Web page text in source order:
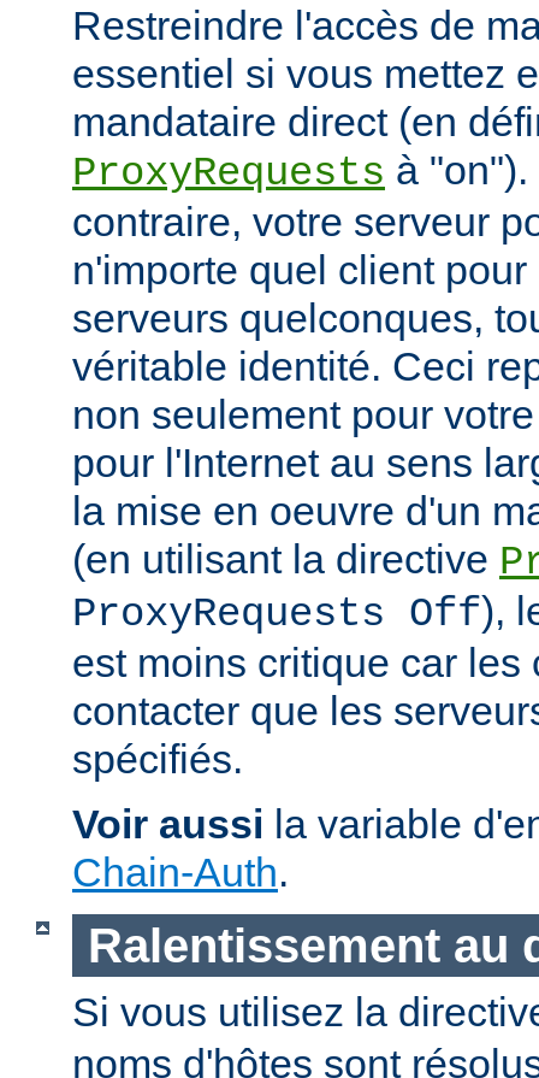
Restreindre l'accès de
essentiel si vous mettez
mandataire direct (en
ProxyRequests à
contraire, votre serveur
n'importe quel client
serveurs quelconques,
véritable identité. Ceci
non seulement pour
pour l'Internet au sens
la mise en oeuvre d'un
(en utilisant la directive
ProxyRequests Off),
est moins critique car les
contacter que les
spécifiés.
Voir aussi la variable
Chain-Auth.
Ralentissement au
Si vous utilisez la
noms d'hôtes sont